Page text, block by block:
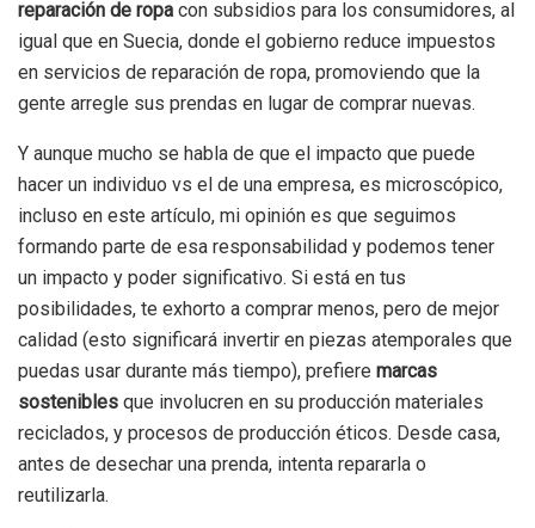
reparación de ropa con subsidios para los consumidores, al
igual que en Suecia, donde el gobierno reduce impuestos
en servicios de reparación de ropa, promoviendo que la
gente arregle sus prendas en lugar de comprar nuevas.
Y aunque mucho se habla de que el impacto que puede
hacer un individuo vs el de una empresa, es microscópico,
incluso en este artículo, mi opinión es que seguimos
formando parte de esa responsabilidad y podemos tener
un impacto y poder significativo. Si está en tus
posibilidades, te exhorto a comprar menos, pero de mejor
calidad (esto significará invertir en piezas atemporales que
puedas usar durante más tiempo), prefiere marcas
sostenibles que involucren en su producción materiales
reciclados, y procesos de producción éticos. Desde casa,
antes de desechar una prenda, intenta repararla o
reutilizarla.